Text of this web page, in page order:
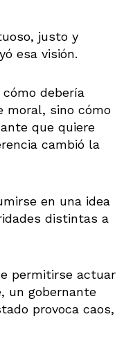
justo y
esa visión.
debería
moral, sino cómo
que quiere
cambió la
en una idea
distintas a
permitirse actuar
un gobernante
provoca caos,